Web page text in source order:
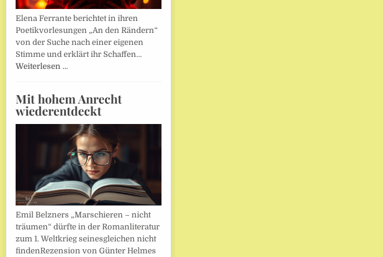
Elena Ferrante berichtet in ihren
Poetikvorlesungen „An den Rändern“
von der Suche nach einer eigenen
Stimme und erklärt ihr Schaffen…
Weiterlesen …
Mit hohem Anrecht
wiederentdeckt
Emil Belzners „Marschieren – nicht
träumen“ dürfte in der Romanliteratur
zum 1. Weltkrieg seinesgleichen nicht
findenRezension von Günter Helmes